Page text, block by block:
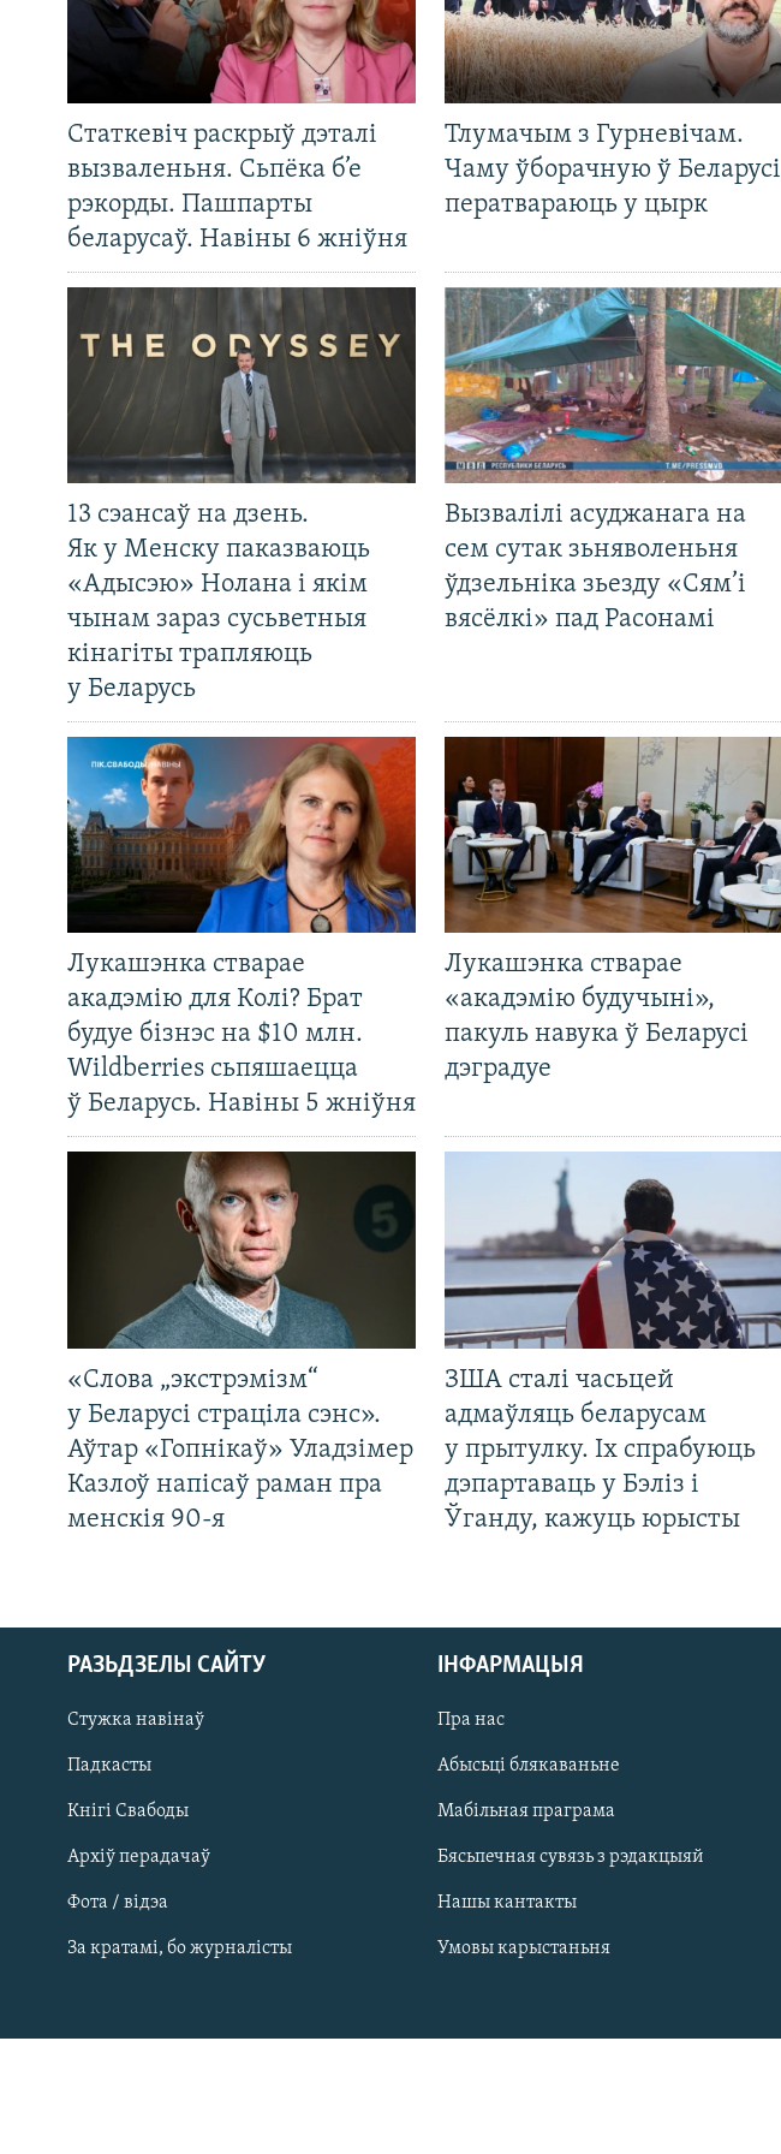
САЧЫЦЕ ЗА АБНАЎЛЕНЬНЯМІ
Статкевіч раскрыў дэталі
вызваленьня. Сьпёка б’е
рэкорды. Пашпарты
беларусаў. Навіны 6 жніўня
Тлумачым з Гурневічам.
Чаму ўборачную ў Беларусі
ператвараюць у цырк
13 сэансаў на дзень.
Як у Менску паказваюць
«Адысэю» Нолана і якім
чынам зараз сусьветныя
кінагіты трапляюць
у Беларусь
Вызвалілі асуджанага на
сем сутак зьняволеньня
ўдзельніка зьезду «Сям’і
вясёлкі» пад Расонамі
Лукашэнка стварае
акадэмію для Колі? Брат
будуе бізнэс на $10 млн.
Wildberries сьпяшаецца
ў Беларусь. Навіны 5 жніўня
Лукашэнка стварае
«акадэмію будучыні»,
пакуль навука ў Беларусі
дэградуе
«Слова „экстрэмізм“
у Беларусі страціла сэнс».
Аўтар «Гопнікаў» Уладзімер
Казлоў напісаў раман пра
менскія 90-я
ЗША сталі часьцей
адмаўляць беларусам
у прытулку. Іх спрабуюць
дэпартаваць у Бэліз і
Ўганду, кажуць юрысты
РАЗЬДЗЕЛЫ САЙТУ
Стужка навінаў
Падкасты
Кнігі Свабоды
Архіў перадачаў
Фота / відэа
За кратамі, бо журналісты
ІНФАРМАЦЫЯ
Пра нас
Абысьці блякаваньне
Мабільная праграма
Бясьпечная сувязь з рэдакцыяй
Нашы кантакты
Умовы карыстаньня